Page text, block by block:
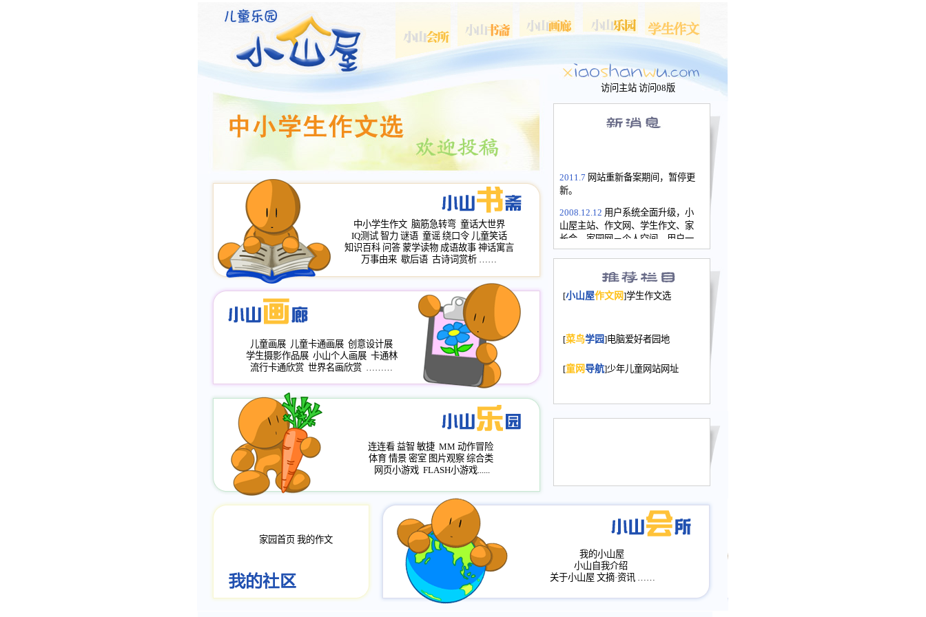
访问主站 访问08版
2011.7 网站重新备案期间，暂停更
新。
2008.12.12 用户系统全面升级，小
山屋主站、作文网、学生作文、家
长会、家园网－个人空间，用户一
次注册全部通行。
家园网正式运行，域
名：s.xiaoshanwu.com。
升级改版，小山会所、小山书斋、
小山画廊均增加多个新栏目。。
2008.11.1作文网升级改版，增加
2008.6.1各栏目全面大改版
[小山屋作文网]学生作文选
[菜鸟学园]电脑爱好者园地
[童网导航]少年儿童网站网址
中小学生作文 脑筋急转弯 童话大世界
IQ测试 智力 谜语 童谣 绕口令 儿童笑话
知识百科 问答 蒙学读物 成语故事 神话寓言
万事由来 歇后语 古诗词赏析 ……
儿童画展 儿童卡通画展 创意设计展
学生摄影作品展 小山个人画展 卡通林
流行卡通欣赏 世界名画欣赏 ………
连连看 益智 敏捷 MM 动作冒险
体育 情景 密室 图片观察 综合类
网页小游戏 FLASH小游戏......
家园首页 我的作文
我的小山屋
小山自我介绍
关于小山屋 文摘·资讯 ……